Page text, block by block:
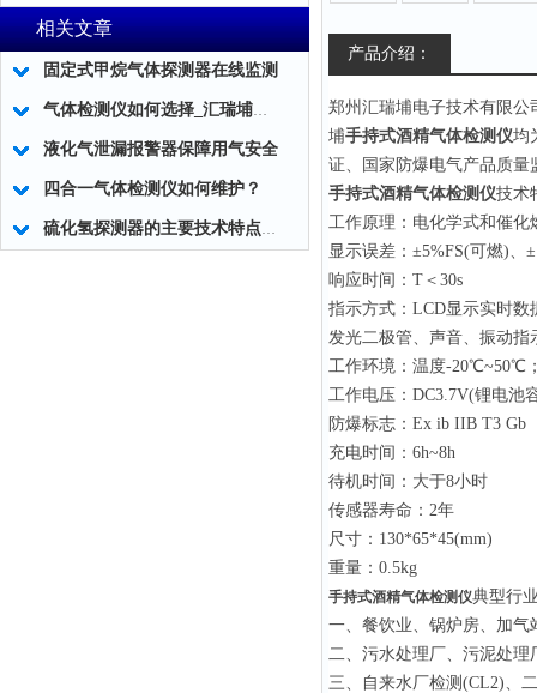
相关文章
固定式甲烷气体探测器在线监测
气体检测仪如何选择_汇瑞埔可燃|有毒气体检测仪
液化气泄漏报警器保障用气安全
四合一气体检测仪如何维护？
硫化氢探测器的主要技术特点这里都总结好了
产品介绍：
郑州汇瑞埔电子技术有限
埔手持式酒精气体检测仪均
证、国家防爆电气产品质
手持式酒精气体检测仪技术
工作原理：电化学式和催化
显示误差：±5%FS(可燃)、
响应时间：T＜30s
指示方式：LCD显示实时数
发光二极管、声音、振动指
工作环境：温度-20℃~50℃
工作电压：DC3.7V(锂电池
防爆标志：Ex ib IIB T3 Gb
充电时间：6h~8h
待机时间：大于8小时
传感器寿命：2年
尺寸：130*65*45(mm)
重量：0.5kg
手持式酒精气体检测仪典型行
一、餐饮业、锅炉房、加
二、污水处理厂、污泥处理
三、自来水厂检测(CL2)、